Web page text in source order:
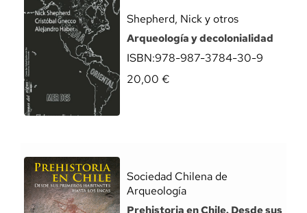
Shepherd, Nick y otros
Arqueología y decolonialidad
ISBN:978-987-3784-30-9
20,00 €
Sociedad Chilena de
Arqueología
Prehistoria en Chile. Desde sus